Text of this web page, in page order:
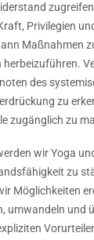
Privilegien
Maßnahmen
des
zu
zugänglich zu
wir Yoga
zu
Möglichkeiten
umwandeln und